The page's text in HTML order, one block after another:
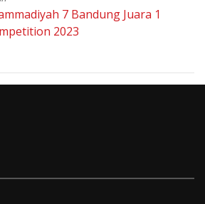
7 Bandung Juara 1
2023